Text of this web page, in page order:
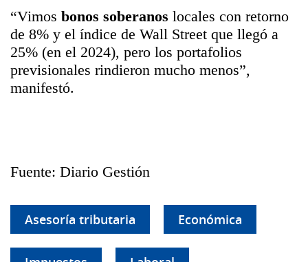
“Vimos bonos soberanos locales con retorno
de 8% y el índice de Wall Street que llegó a
25% (en el 2024), pero los portafolios
previsionales rindieron mucho menos”,
manifestó.
Fuente: Diario Gestión
Asesoría tributaria Económica